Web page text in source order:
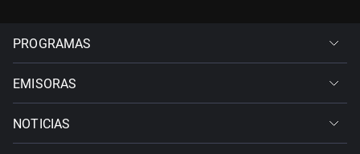
PROGRAMAS
EMISORAS
NOTICIAS